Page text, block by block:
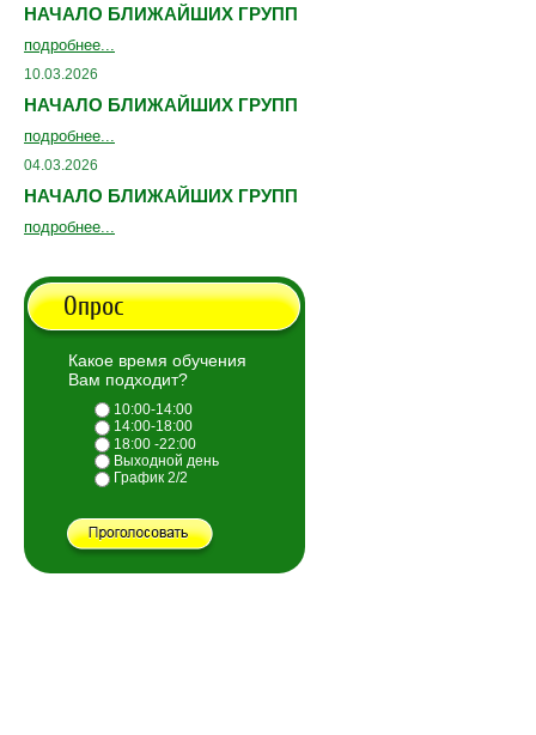
НАЧАЛО БЛИЖАЙШИХ ГРУПП
подробнее...
10.03.2026
НАЧАЛО БЛИЖАЙШИХ ГРУПП
подробнее...
04.03.2026
НАЧАЛО БЛИЖАЙШИХ ГРУПП
подробнее...
Опрос
Какое время обучения
Вам подходит?
10:00-14:00
14:00-18:00
18:00 -22:00
Выходной день
График 2/2